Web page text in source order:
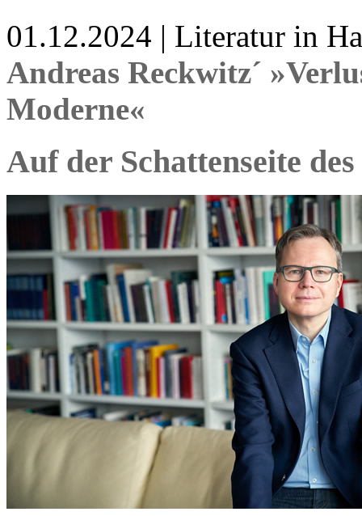
01.12.2024 | Literatur in
Andreas Reckwitz´
Moderne«
Auf der Schattenseite